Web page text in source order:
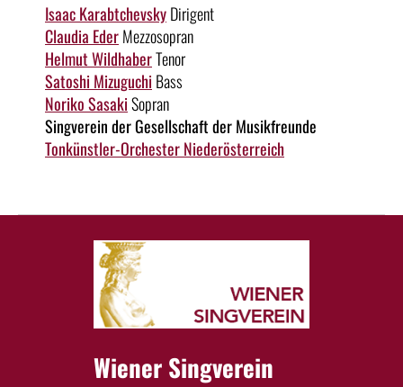
Isaac KarabtchevskyDirigent
Claudia EderMezzosopran
Helmut WildhaberTenor
Satoshi Mizuguchi Bass
Noriko SasakiSopran
Singverein der Gesellschaft der Musikfreunde
Tonkünstler-Orchester Niederösterreich
Wiener Singverein